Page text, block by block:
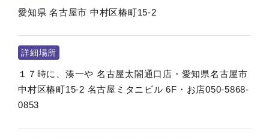
愛知県 名古屋市 中村区椿町15-2
詳細場所
１７時に、湊一や 名古屋太閤通口店・愛知県名古屋市
中村区椿町15-2 名古屋ミタニビル 6F・お店050-5868-
0853